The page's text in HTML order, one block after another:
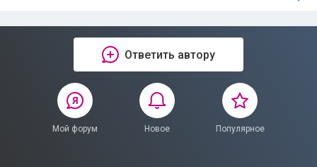
Ответить автору
Мой форум Новое Популярное